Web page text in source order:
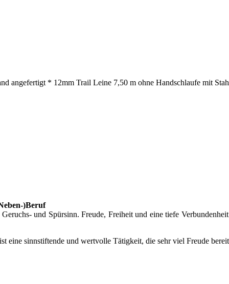
angefertigt * 12mm Trail Leine 7,50 m ohne Handschlaufe mit
)Beruf
und Spürsinn. Freude, Freiheit und eine tiefe
eine sinnstiftende und wertvolle Tätigkeit, die sehr viel Freude